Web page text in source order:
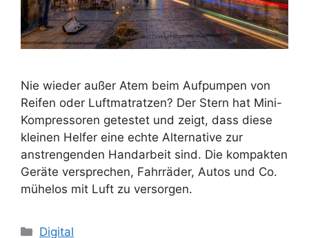
Nie wieder außer Atem beim Aufpumpen von
Reifen oder Luftmatratzen? Der Stern hat Mini-
Kompressoren getestet und zeigt, dass diese
kleinen Helfer eine echte Alternative zur
anstrengenden Handarbeit sind. Die kompakten
Geräte versprechen, Fahrräder, Autos und Co.
mühelos mit Luft zu versorgen.
Kategorien
Digital